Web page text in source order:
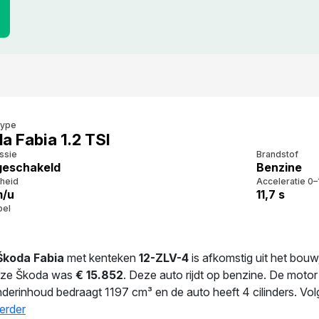
Fabia 1.2 TSI
Brandstof
Benzine
u
Acceleratie
11,7 s
Fabia met kenteken 12-ZLV-4 is afkomstig uit het
Škoda was € 15.852. Deze auto rijdt op benzine. De
bedraagt 1197 cm³ en de auto heeft 4 cilinders.
l/100 km. Met een massa van 1.116 kg is deze auto solide